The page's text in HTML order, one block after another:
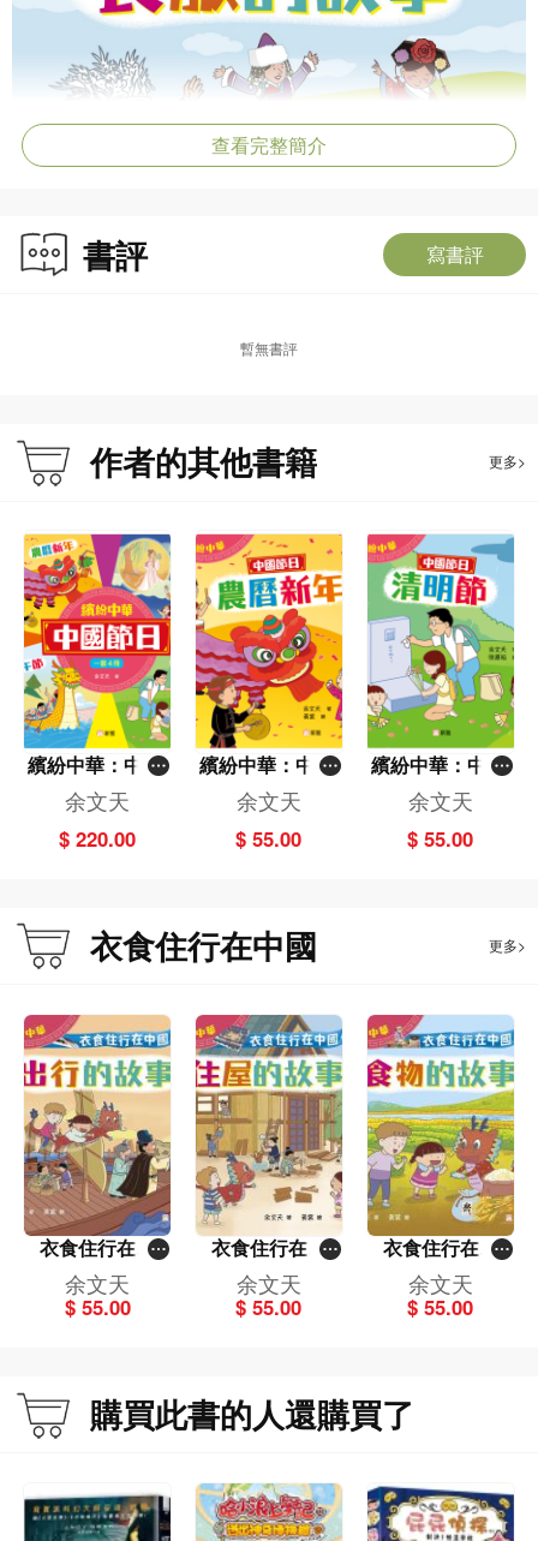
查看完整簡介
書評 寫書評
暫無書評
作者的其他書籍 更多>
繽紛中華：中國
節日套裝（一套
4冊）
余文天
$ 220.00
繽紛中華：中國
節日 農曆新年
余文天
$ 55.00
繽紛中華：中國
節日 清明節
余文天
$ 55.00
衣食住行在中國 更多>
衣食住行在中
國：出行的故事
（繽紛中華）
余文天
$ 55.00
衣食住行在中
國：住屋的故事
（繽紛中華）
余文天
$ 55.00
衣食住行在中
國：食物的故事
（繽紛中華）
余文天
$ 55.00
購買此書的人還購買了